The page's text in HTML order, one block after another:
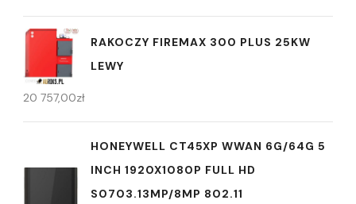
RAKOCZY FIREMAX 300 PLUS 25KW
LEWY
20 757,00zł
HONEYWELL CT45XP WWAN 6G/64G 5
INCH 1920X1080P FULL HD
S0703.13MP/8MP 802.11